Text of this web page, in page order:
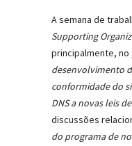
A semana de
Supporting
principalmente, no
desenvolvimento
conformidade do
DNS a novas leis
discussões
do programa de